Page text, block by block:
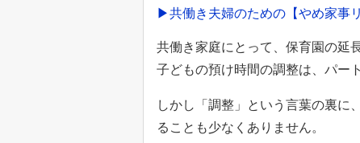
▶共働き夫婦のための【やめ家事
共働き家庭にとって、保育園の延
子どもの預け時間の調整は、パー
しかし「調整」という言葉の裏に
ることも少なくありません。